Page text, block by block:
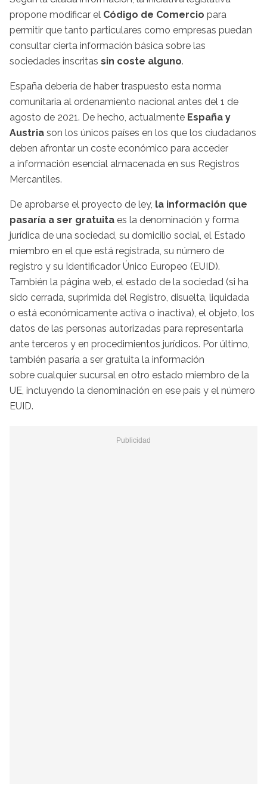
propone modificar el Código de Comercio para
permitir que tanto particulares como empresas puedan
consultar cierta información básica sobre las
sociedades inscritas sin coste alguno.
España debería de haber traspuesto esta norma
comunitaria al ordenamiento nacional antes del 1 de
agosto de 2021. De hecho, actualmente España y
Austria son los únicos países en los que los ciudadanos
deben afrontar un coste económico para acceder
a información esencial almacenada en sus Registros
Mercantiles.
De aprobarse el proyecto de ley, la información que
pasaría a ser gratuita es la denominación y forma
jurídica de una sociedad, su domicilio social, el Estado
miembro en el que está registrada, su número de
registro y su Identificador Único Europeo (EUID).
También la página web, el estado de la sociedad (si ha
sido cerrada, suprimida del Registro, disuelta, liquidada
o está económicamente activa o inactiva), el objeto, los
datos de las personas autorizadas para representarla
ante terceros y en procedimientos jurídicos. Por último,
también pasaría a ser gratuita la información
sobre cualquier sucursal en otro estado miembro de la
UE, incluyendo la denominación en ese país y el número
EUID.